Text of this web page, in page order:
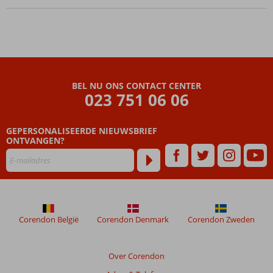
Center,
Turks
BEL NU ONS CONTACT CENTER
023 751 06 06
GEPERSONALISEERDE NIEUWSBRIEF
ONTVANGEN?
Over Corendon
Corendon België Corendon Denmark Corendon Zweden